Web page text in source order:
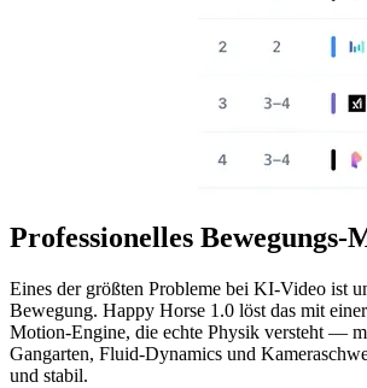
Professionelles Bewegungs-
Eines der größten Probleme bei KI-Video ist
Bewegung. Happy Horse 1.0 löst das mit
Motion-Engine, die echte Physik versteht —
Gangarten, Fluid-Dynamics und
und stabil.